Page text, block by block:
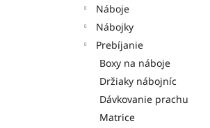
Náboje
Nábojky
Prebíjanie
Boxy na náboje
Držiaky nábojníc
Dávkovanie prachu
Matrice